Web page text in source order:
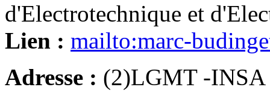
d'Electrotechnique et
Lien : mailto:marc-
Adresse : (2)LGMT -INSA